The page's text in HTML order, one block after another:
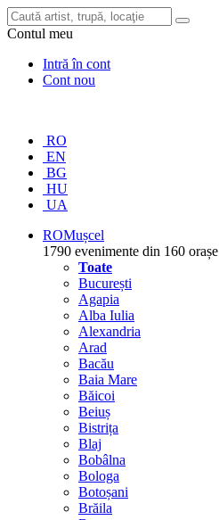
Contul meu
Intră în cont
Cont nou
RO
EN
BG
HU
UA
ROMușcel
1790 evenimente din 160 orașe
Toate
București
Agapia
Alba Iulia
Alexandria
Arad
Bacău
Baia Mare
Băicoi
Beiuș
Bistrița
Blaj
Bobâlna
Bologa
Botoșani
Brăila